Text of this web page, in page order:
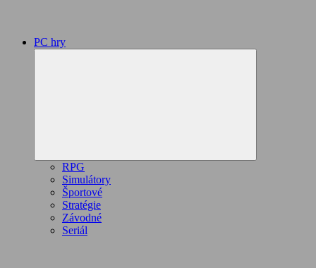
PC hry
RPG
Simulátory
Športové
Stratégie
Závodné
Seriál